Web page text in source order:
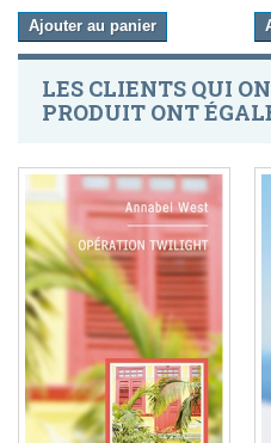
Ajouter au panier
LES CLIENTS QUI
PRODUIT ONT